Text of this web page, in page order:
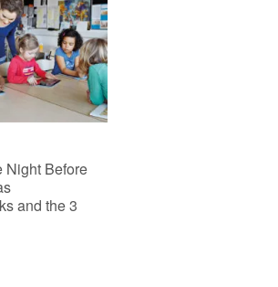
Night Before
and the 3